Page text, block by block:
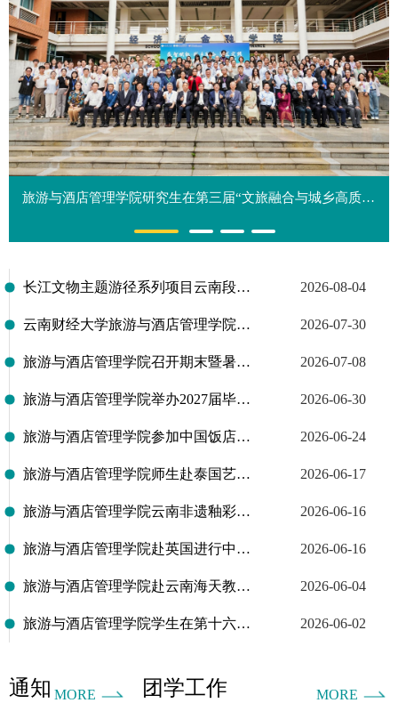
旅游与酒店管理学院研究生在第三届“文旅融合与城乡高质量发展研讨会”中荣获优秀论文奖
长江文物主题游径系列项目云南段调研座谈会在云南财经大学旅游与酒店管理学院召开 2026-08-04
云南财经大学旅游与酒店管理学院赴西双版纳开展澜沧江流域茶文化遗产活态传承专题调研 2026-07-30
旅游与酒店管理学院召开期末暨暑期学生安全工作部署会 2026-07-08
旅游与酒店管理学院举办2027届毕业生就业指导大会 2026-06-30
旅游与酒店管理学院参加中国饭店协会品牌出海工作委员会成立大会 2026-06-24
旅游与酒店管理学院师生赴泰国艺术大学参加瓦岱勒2026年夏令营 2026-06-17
旅游与酒店管理学院云南非遗釉彩瓷画作品亮相第十届南博会 2026-06-16
旅游与酒店管理学院赴英国进行中外合作项目洽谈 2026-06-16
旅游与酒店管理学院赴云南海天教育发展有限公司、华住酒店集团云南区访企拓岗 2026-06-04
旅游与酒店管理学院学生在第十六届全国大学生市场调查与分析大赛中斩获佳绩 2026-06-02
MORE
通知
MORE
团学工作